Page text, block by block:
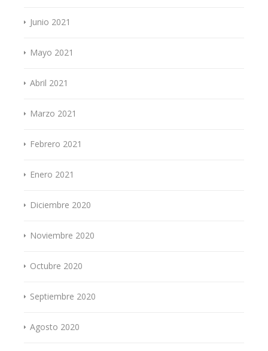
Junio 2021
Mayo 2021
Abril 2021
Marzo 2021
Febrero 2021
Enero 2021
Diciembre 2020
Noviembre 2020
Octubre 2020
Septiembre 2020
Agosto 2020